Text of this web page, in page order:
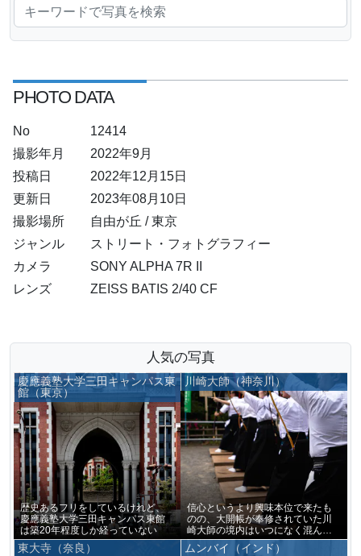
PHOTO DATA
No
12414
撮影年月
2022年9月
投稿日
2022年12月15日
更新日
2023年08月10日
撮影場所
自由が丘 / 東京
ジャンル
ストリート・フォトグラフィー
カメラ
SONY ALPHA 7R II
レンズ
ZEISS BATIS 2/40 CF
人気の写真
慶應義塾大学三田キャンパス東
館（東京）
歴史あるフリをしているけれど、
慶應義塾大学三田キャンパス東館
は築20年程度しか経っていない
川崎大師（神奈川）
信心というより興味本位で来たも
のの、大開帳が奉修されていた川
崎大師の境内はいつになく混んで
いた
東大寺（奈良） ムンバイ（インド）